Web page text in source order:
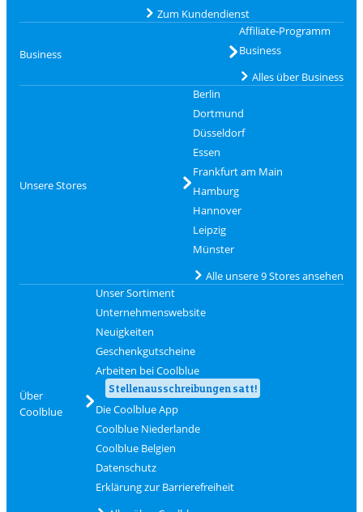
Zum Kundendienst
Business
Affiliate-Programm
Business
Alles über Business
Unsere Stores
Berlin
Dortmund
Düsseldorf
Essen
Frankfurt am Main
Hamburg
Hannover
Leipzig
Münster
Alle unsere 9 Stores ansehen
Über
Coolblue
Unser Sortiment
Unternehmenswebsite
Neuigkeiten
Geschenkgutscheine
Arbeiten bei Coolblue
Stellenausschreibungen satt!
Die Coolblue App
Coolblue Niederlande
Coolblue Belgien
Datenschutz
Erklärung zur Barrierefreiheit